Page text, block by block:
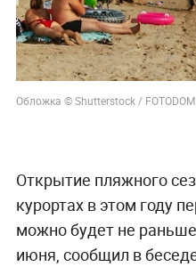
Обложка © Shutterstock /
Открытие пляжного
курортах в этом году
можно будет не
июня, сообщил в